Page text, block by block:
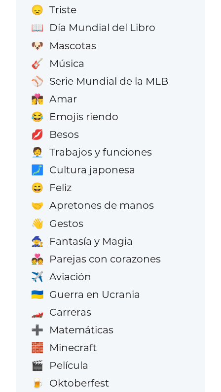
😞 Triste
📖 Día Mundial del Libro
🐶 Mascotas
🎸 Música
⚾ Serie Mundial de la MLB
👩‍❤️‍💋‍👨 Amar
😂 Emojis riendo
💋 Besos
🧑‍💼 Trabajos y funciones
🗾 Cultura japonesa
😄 Feliz
🤝 Apretones de manos
👋 Gestos
🧙 Fantasía y Magia
💑 Parejas con corazones
✈️ Aviación
🇺🇦 Guerra en Ucrania
🏎️ Carreras
➕ Matemáticas
🧱 Minecraft
🎬 Película
🍺 Oktoberfest